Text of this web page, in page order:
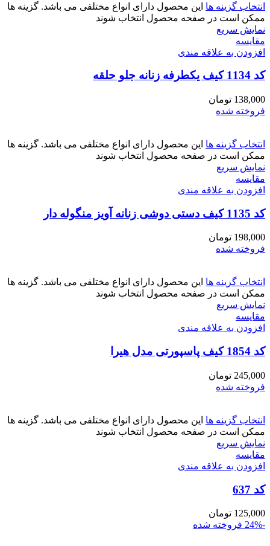
انتخاب گزینه ها این محصول دارای انواع مختلفی می باشد. گزینه ها
ممکن است در صفحه محصول انتخاب شوند
نمایش سریع
مقايسه
افزودن به علاقه مندی
کد 1134 کیف یکطرفه زنانه جلو حلقه
138,000 تومان
فروخته شده
انتخاب گزینه ها این محصول دارای انواع مختلفی می باشد. گزینه ها
ممکن است در صفحه محصول انتخاب شوند
نمایش سریع
مقايسه
افزودن به علاقه مندی
کد 1135 کیف دستی دوشی زنانه آویز منگوله دار
198,000 تومان
فروخته شده
انتخاب گزینه ها این محصول دارای انواع مختلفی می باشد. گزینه ها
ممکن است در صفحه محصول انتخاب شوند
نمایش سریع
مقايسه
افزودن به علاقه مندی
کد 1854 کیف پاسپورتی مدل هیرا
245,000 تومان
فروخته شده
انتخاب گزینه ها این محصول دارای انواع مختلفی می باشد. گزینه ها
ممکن است در صفحه محصول انتخاب شوند
نمایش سریع
مقايسه
افزودن به علاقه مندی
کد 637
125,000 تومان
-24%
فروخته شده